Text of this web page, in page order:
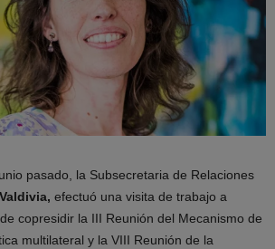
pasado, la Subsecretaria de Relaciones
efectuó una visita de trabajo a
copresidir la III Reunión del Mecanismo de
multilateral y la VIII Reunión de la